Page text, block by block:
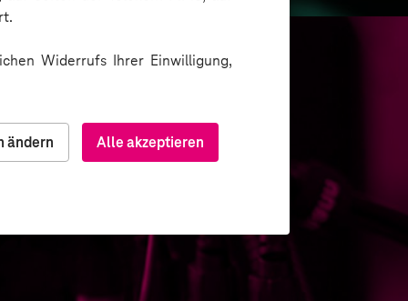
Widerrufs Ihrer Einwilligung,
Alle akzeptieren
ändern